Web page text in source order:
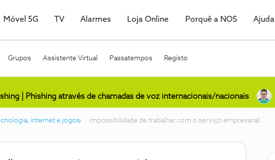
Móvel 5G TV Alarmes Loja Online Porquê a NOS Ajuda
Grupos Assistente Virtual Passatempos Registo
| Phishing através de chamadas de voz internacionais/nacionais
internet e jogos impossibilidade de trabalhar com o serviço empresarial